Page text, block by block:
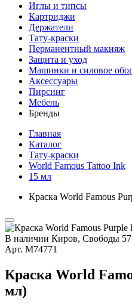
Иглы и типсы
Картриджи
Держатели
Тату-краски
Перманентный макияж
Защита и уход
Машинки и силовое
Аксессуары
Пирсинг
Мебель
Бренды
Главная
Каталог
Тату-краски
World Famous Tattoo Ink
15 мл
Краска World Famous
В наличии Киров, Свободы 57
Арт. М74771
Краска World
мл)